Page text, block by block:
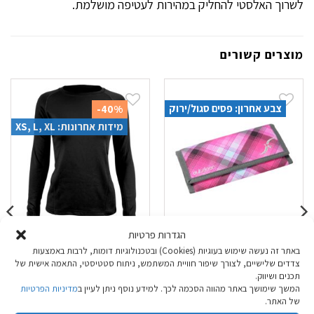
הגדרות פרטיות
באתר זה נעשה שימוש בעוגיות (Cookies) ובטכנולוגיות דומות, לרבות באמצעות
צדדים שלישיים, לצורך שיפור חוויית המשתמש, ניתוח סטטיסטי, התאמה אישית של
תכנים ושיווק.
המשך שימושך באתר מהווה הסכמה לכך. למידע נוסף ניתן לעיין במדיניות הפרטיות
של האתר.
לשרוך האלסטי להחליק במהירות לעטיפה מושלמת.
מוצרים קשורים
צבע אחרון: פסים סגול/ירוק
ארנק בד נשים
Outdoor Openland
₪32.90
-40%
מידות אחרונות: XS, L, XL
חולצה טרמית
Outdoor X-Warm
נשים שחור
₪149.00
המחיר₪89.90